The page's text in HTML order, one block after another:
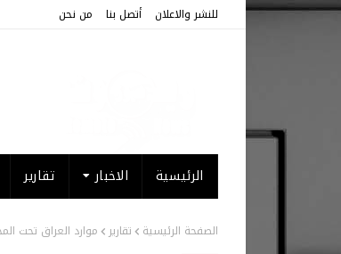
للنشر والاعلان أتصل بنا من نحن
الرئيسية الاخبار تقارير
الصفحة الرئيسية تقارير موارد العراق تحت